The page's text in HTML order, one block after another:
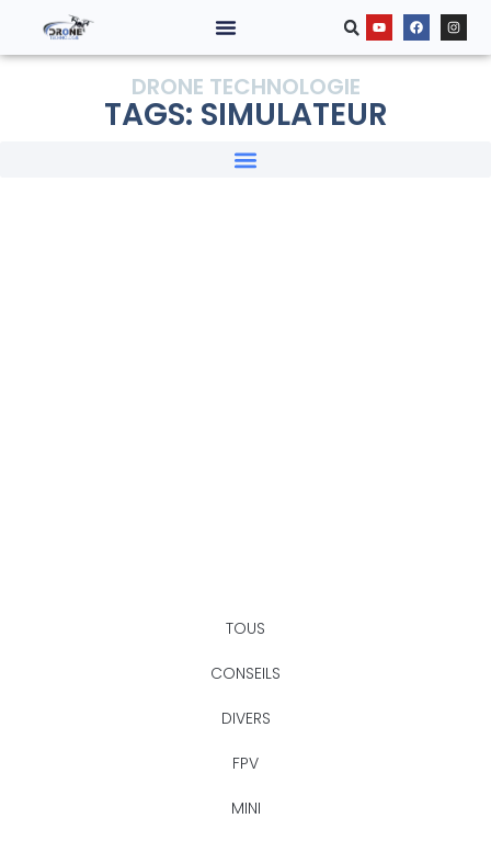
DRONE TECHNOLOGIE
TAGS: SIMULATEUR
TOUS
CONSEILS
DIVERS
FPV
MINI